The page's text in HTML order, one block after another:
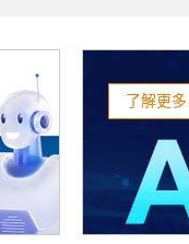
了解更多